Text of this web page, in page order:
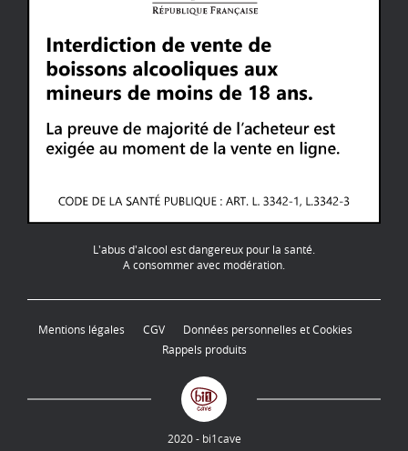
L'abus d'alcool est dangereux pour la santé.
A consommer avec modération.
Mentions légales CGV
Données personnelles et Cookies
Rappels produits
2020 - bi1cave